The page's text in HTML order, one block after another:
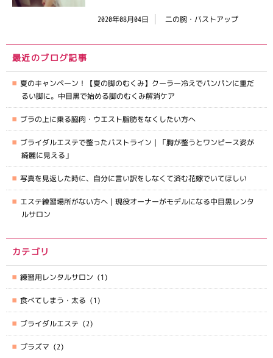
2020年08月04日 二の腕・バストアップ
最近のブログ記事
夏のキャンペーン！【夏の脚のむくみ】クーラー冷えでパンパンに重だ
るい脚に。中目黒で始める脚のむくみ解消ケア
ブラの上に乗る脇肉・ウエスト脂肪をなくしたい方へ
ブライダルエステで整ったバストライン｜「胸が整うとワンピース姿が
綺麗に見える」
写真を見返した時に、自分に言い訳をしなくて済む花嫁でいてほしい
エステ練習場所がない方へ｜現役オーナーがモデルになる中目黒レンタ
ルサロン
カテゴリ
練習用レンタルサロン (1)
食べてしまう・太る (1)
ブライダルエステ (2)
プラズマ (2)